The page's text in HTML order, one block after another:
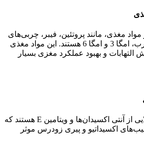
مغذی، مانند پروتئین، فیبر، چربی‌های
سالم مانند اسید های چرب، امگا 3 و امگا 6 هستند. این مواد مغذی
و بهبود عملکرد مغزی بسیار
گردوها دارای مقادیر بالایی از آنتی اکسیدان‌ها و ویتامین E هستند که
اکسیداتیو و پیری زودرس موثر